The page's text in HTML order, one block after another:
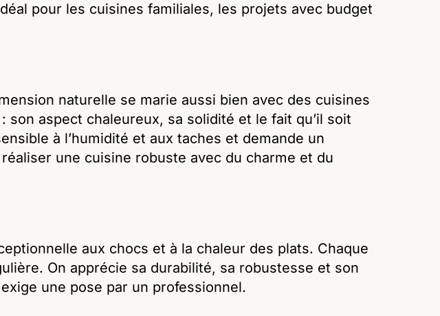
pour les cuisines familiales, les projets avec budget
naturelle se marie aussi bien avec des cuisines
aspect chaleureux, sa solidité et le fait qu’il soit
à l’humidité et aux taches et demande un
une cuisine robuste avec du charme et du
aux chocs et à la chaleur des plats. Chaque
On apprécie sa durabilité, sa robustesse et son
une pose par un professionnel.